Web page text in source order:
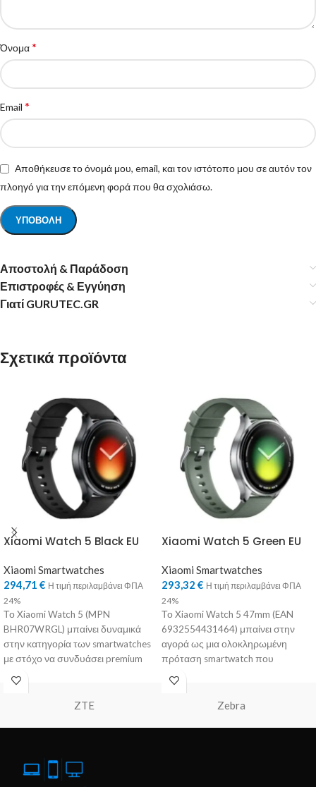
Όνομα*
Email *
Αποθήκευσε το όνομά μου, email, και τον ιστότοπο μου σε αυτόν τον
πλοηγό για την επόμενη φορά που θα σχολιάσω.
Αποστολή & Παράδοση
Επιστροφές & Εγγύηση
Γιατί GURUTEC.GR
Σχετικά προϊόντα
Xiaomi Watch 5 Black EU
Xiaomi Smartwatches
294,71 € Η τιμή περιλαμβάνει ΦΠΑ
24%
Το Xiaomi Watch 5 (MPN
BHR07WRGL) μπαίνει δυναμικά
στην κατηγορία των smartwatches
με στόχο να συνδυάσει premium
Xiaomi Watch 5 Green EU
Xiaomi Smartwatches
293,32 € Η τιμή περιλαμβάνει ΦΠΑ
24%
Το Xiaomi Watch 5 47mm (EAN
6932554431464) μπαίνει στην
αγορά ως μια ολοκληρωμένη
πρόταση smartwatch που
πλούσιες
ZTE Zebra